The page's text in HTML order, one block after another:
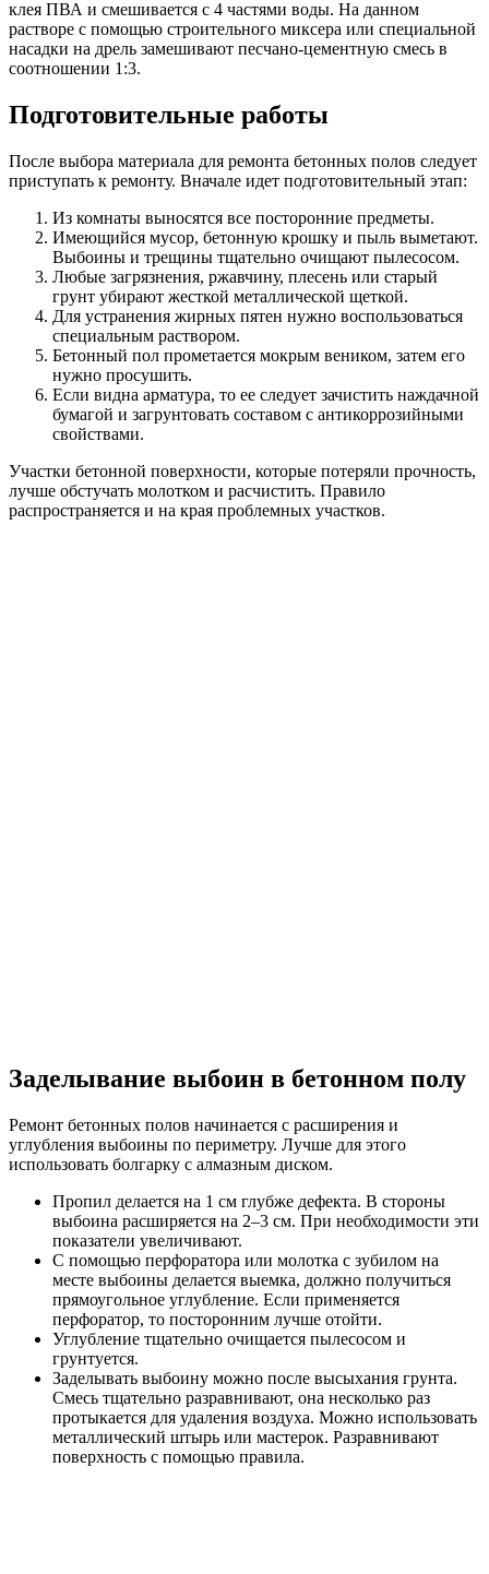
клея ПВА и смешивается с 4 частями воды. На данном
растворе с помощью строительного миксера или специальной
насадки на дрель замешивают песчано-цементную смесь в
соотношении 1:3.
Подготовительные работы
После выбора материала для ремонта бетонных полов следует
приступать к ремонту. Вначале идет подготовительный этап:
Из комнаты выносятся все посторонние предметы.
Имеющийся мусор, бетонную крошку и пыль выметают.
Выбоины и трещины тщательно очищают пылесосом.
Любые загрязнения, ржавчину, плесень или старый
грунт убирают жесткой металлической щеткой.
Для устранения жирных пятен нужно воспользоваться
специальным раствором.
Бетонный пол прометается мокрым веником, затем его
нужно просушить.
Если видна арматура, то ее следует зачистить наждачной
бумагой и загрунтовать составом с антикоррозийными
свойствами.
Участки бетонной поверхности, которые потеряли прочность,
лучше обстучать молотком и расчистить. Правило
распространяется и на края проблемных участков.
Заделывание выбоин в бетонном полу
Ремонт бетонных полов начинается с расширения и
углубления выбоины по периметру. Лучше для этого
использовать болгарку с алмазным диском.
Пропил делается на 1 см глубже дефекта. В стороны
выбоина расширяется на 2–3 см. При необходимости эти
показатели увеличивают.
С помощью перфоратора или молотка с зубилом на
месте выбоины делается выемка, должно получиться
прямоугольное углубление. Если применяется
перфоратор, то посторонним лучше отойти.
Углубление тщательно очищается пылесосом и
грунтуется.
Заделывать выбоину можно после высыхания грунта.
Смесь тщательно разравнивают, она несколько раз
протыкается для удаления воздуха. Можно использовать
металлический штырь или мастерок. Разравнивают
поверхность с помощью правила.